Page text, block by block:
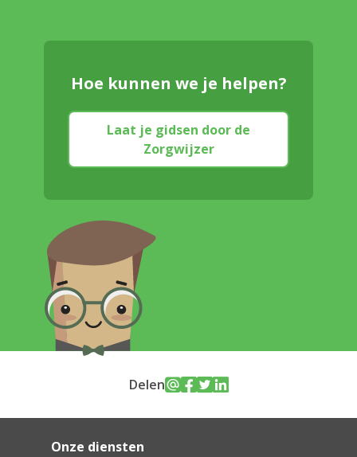
Hoe kunnen we je helpen?
Laat je gidsen door de
Zorgwijzer
Delen
Onze diensten